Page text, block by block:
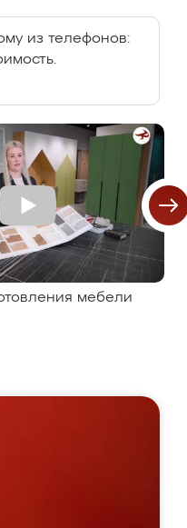
из телефонов:
мебели